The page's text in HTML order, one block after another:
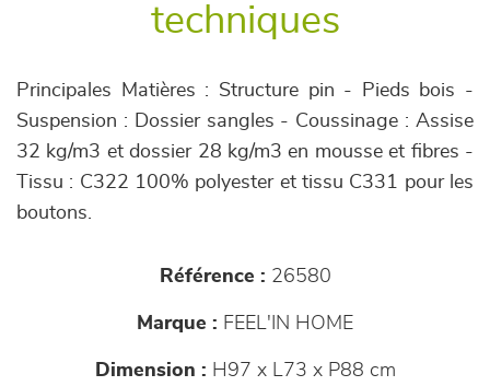
techniques
Principales Matières : Structure pin - Pieds bois -
Suspension : Dossier sangles - Coussinage : Assise
32 kg/m3 et dossier 28 kg/m3 en mousse et fibres -
Tissu : C322 100% polyester et tissu C331 pour les
boutons.
Référence : 26580
Marque : FEEL'IN HOME
Dimension : H97 x L73 x P88 cm